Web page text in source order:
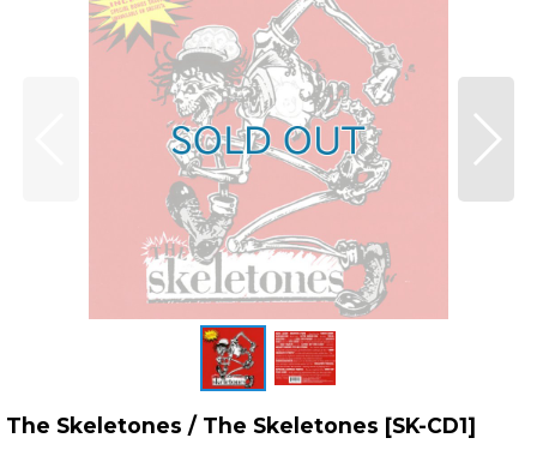
The Skeletones / The Skeletones [SK-CD1]